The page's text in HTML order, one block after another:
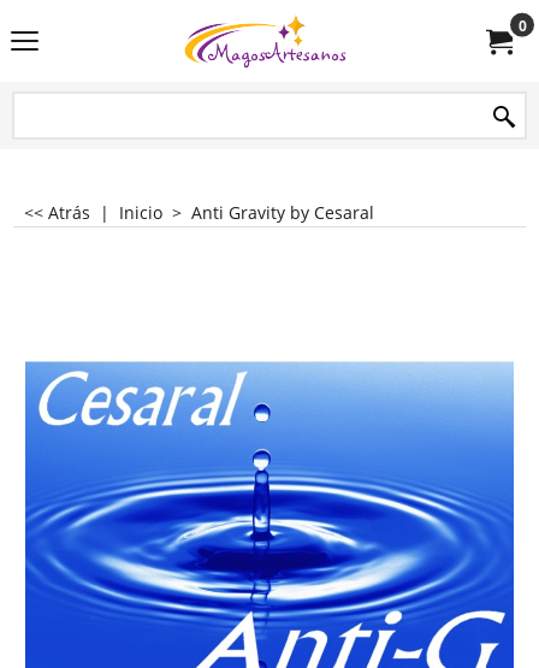
0
<< Atrás | Inicio > Anti Gravity by Cesaral